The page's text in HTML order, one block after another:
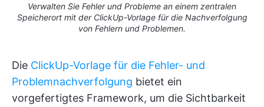
Verwalten Sie Fehler und Probleme an einem zentralen
Speicherort mit der ClickUp-Vorlage für die Nachverfolgung
von Fehlern und Problemen.
Die ClickUp-Vorlage für die Fehler- und
Problemnachverfolgung bietet ein
vorgefertigtes Framework, um die Sichtbarkeit